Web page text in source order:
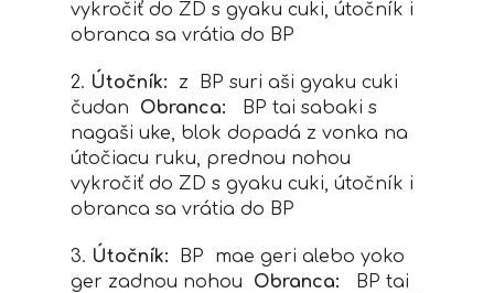
vykročiť do ZD s gyaku cuki, útočník i
obranca sa vrátia do BP
2. Útočník: z BP suri aši gyaku cuki
čudan Obranca: BP tai sabaki s
nagaši uke, blok dopadá z vonka na
útočiacu ruku, prednou nohou
vykročiť do ZD s gyaku cuki, útočník i
obranca sa vrátia do BP
3. Útočník: BP mae geri alebo yoko
ger zadnou nohou Obranca: BP tai